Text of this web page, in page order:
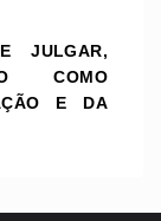
JULGAR,
COMO
E DA